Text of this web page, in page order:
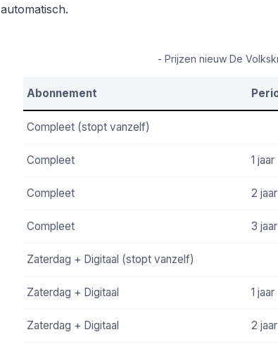
automatisch.
- Prijzen nieuw De
Abonnement
Compleet (stopt vanzelf)
Compleet 1 jaar
Compleet 2 jaar
Compleet 3 jaar
Zaterdag + Digitaal (stopt vanzelf)
Zaterdag + Digitaal 1 jaar
Zaterdag + Digitaal 2 jaar